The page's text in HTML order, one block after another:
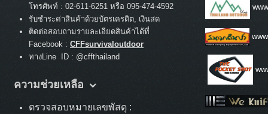
โทรศัพท์ : 02-611-6251 หรือ 095-474-4592
รับชำระค่าสินค้าด้วยบัตรเครดิต, เงินสด
ติดต่อสอบถามรายละเอียดสินค้าได้ที่
Facebook : CFFsurvivaloutdoor
ทางLine ID : @cffthailand
ความช่วยเหลือ
ตรวจสอบหมายเลขพัสดุ :